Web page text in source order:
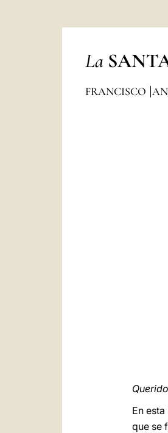
La
FRANCISCO
En
que se